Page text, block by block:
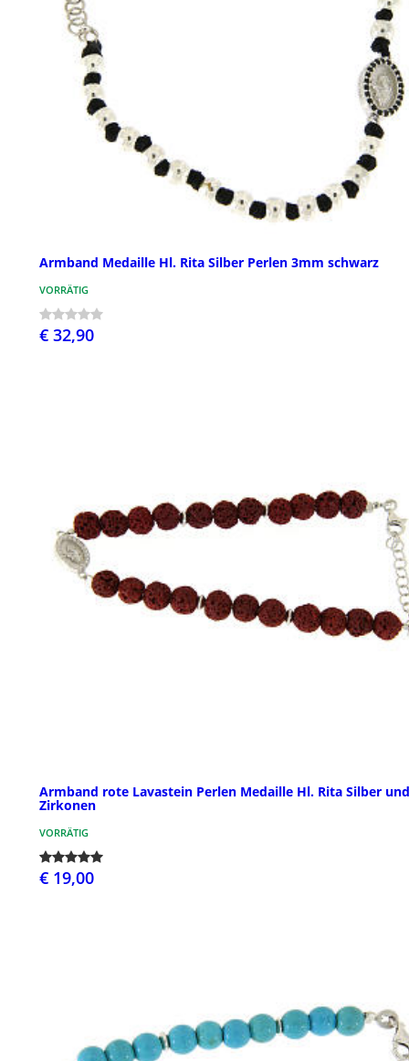
Armband Medaille Hl. Rita Silber Perlen 3mm schwarz
VORRÄTIG
€ 32,90
Armband rote Lavastein Perlen Medaille Hl. Rita Silber und
Zirkonen
VORRÄTIG
€ 19,00